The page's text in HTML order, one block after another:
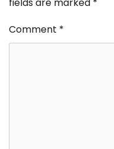
fields are marked *
Comment *